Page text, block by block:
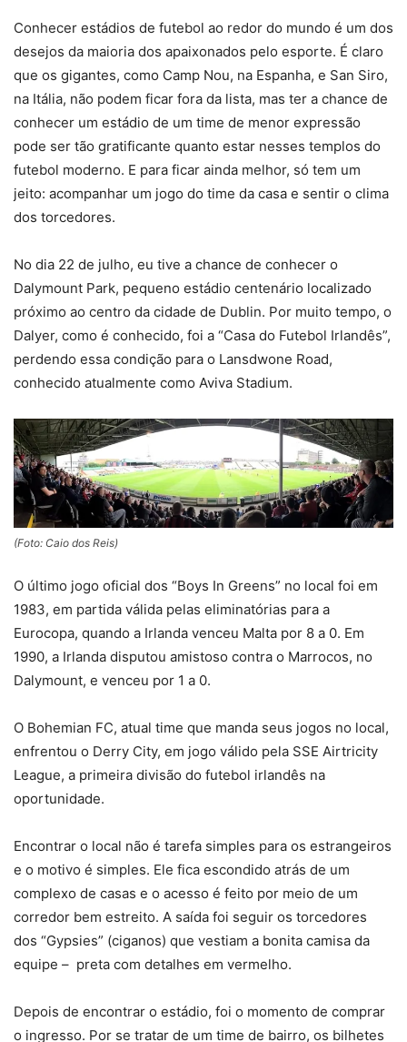
Conhecer estádios de futebol ao redor do mundo é um dos
desejos da maioria dos apaixonados pelo esporte. É claro
que os gigantes, como Camp Nou, na Espanha, e San Siro,
na Itália, não podem ficar fora da lista, mas ter a chance de
conhecer um estádio de um time de menor expressão
pode ser tão gratificante quanto estar nesses templos do
futebol moderno. E para ficar ainda melhor, só tem um
jeito: acompanhar um jogo do time da casa e sentir o clima
dos torcedores.
No dia 22 de julho, eu tive a chance de conhecer o
Dalymount Park, pequeno estádio centenário localizado
próximo ao centro da cidade de Dublin. Por muito tempo, o
Dalyer, como é conhecido, foi a “Casa do Futebol Irlandês”,
perdendo essa condição para o Lansdwone Road,
conhecido atualmente como Aviva Stadium.
(Foto: Caio dos Reis)
O último jogo oficial dos “Boys In Greens” no local foi em
1983, em partida válida pelas eliminatórias para a
Eurocopa, quando a Irlanda venceu Malta por 8 a 0. Em
1990, a Irlanda disputou amistoso contra o Marrocos, no
Dalymount, e venceu por 1 a 0.
O Bohemian FC, atual time que manda seus jogos no local,
enfrentou o Derry City, em jogo válido pela SSE Airtricity
League, a primeira divisão do futebol irlandês na
oportunidade.
Encontrar o local não é tarefa simples para os estrangeiros
e o motivo é simples. Ele fica escondido atrás de um
complexo de casas e o acesso é feito por meio de um
corredor bem estreito. A saída foi seguir os torcedores
dos “Gypsies” (ciganos) que vestiam a bonita camisa da
equipe – preta com detalhes em vermelho.
Depois de encontrar o estádio, foi o momento de comprar
o ingresso. Por se tratar de um time de bairro, os bilhetes